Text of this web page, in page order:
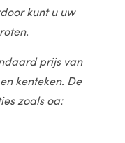
kunt u uw
prijs van
kenteken. De
zoals oa: